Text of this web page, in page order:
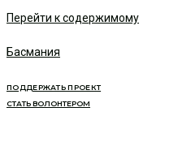
Перейти к содержимому
Басмания
ПОДДЕРЖАТЬ ПРОЕКТ
СТАТЬ ВОЛОНТЕРОМ